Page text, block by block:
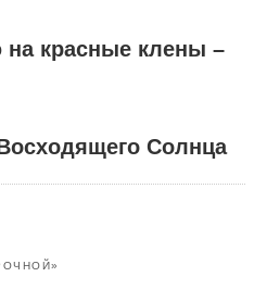
красные клены –
Солнца